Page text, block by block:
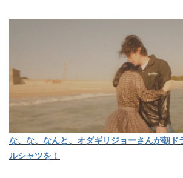
な、な、なんと、オダギリジョーさんが朝ド
ルシャツを！